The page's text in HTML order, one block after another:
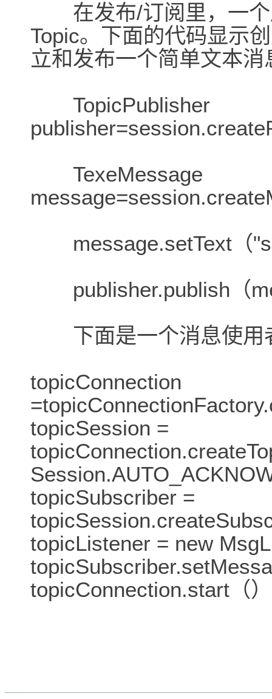
在发布/订阅里，一个
Topic。下面的代码显示
立和发布一个简单文本消
TopicPublisher
TexeMessage
message.setText（
publisher.publish（
下面是一个消息使用
topicConnection
topicSession =
topicSubscriber =
topicListener = new
topicConnection.start（